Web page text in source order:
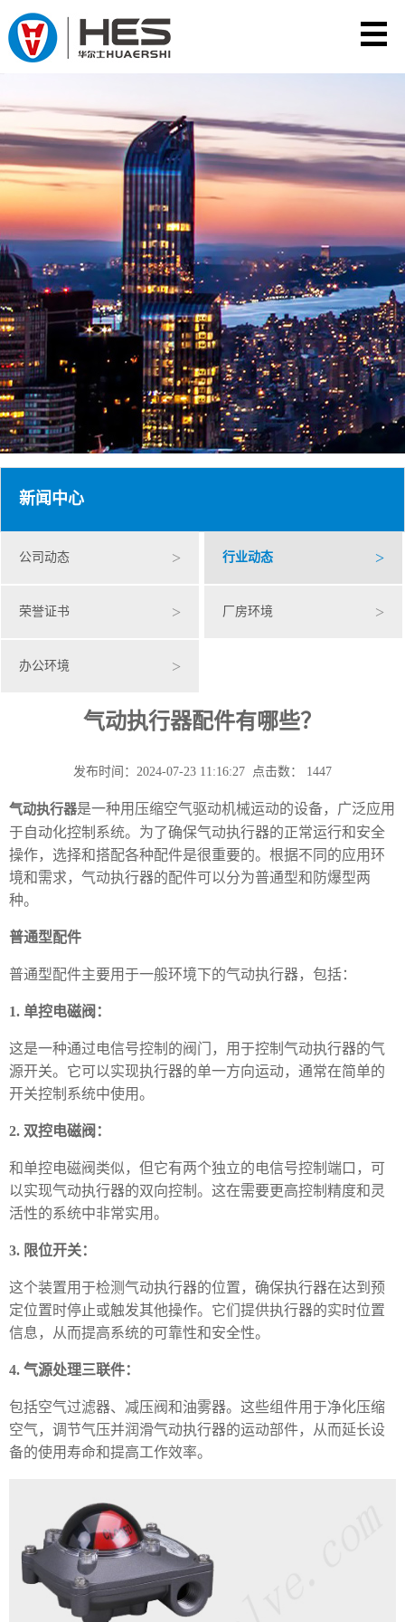
新闻中心
公司动态 > 行业动态 >
荣誉证书 > 厂房环境 >
办公环境 >
气动执行器配件有哪些？
发布时间：2024-07-23 11:16:27 点击数： 1447
气动执行器是一种用压缩空气驱动机械运动的设备，广泛应用
于自动化控制系统。为了确保气动执行器的正常运行和安全
操作，选择和搭配各种配件是很重要的。根据不同的应用环
境和需求，气动执行器的配件可以分为普通型和防爆型两
种。
普通型配件
普通型配件主要用于一般环境下的气动执行器，包括：
1. 单控电磁阀：
这是一种通过电信号控制的阀门，用于控制气动执行器的气
源开关。它可以实现执行器的单一方向运动，通常在简单的
开关控制系统中使用。
2. 双控电磁阀：
和单控电磁阀类似，但它有两个独立的电信号控制端口，可
以实现气动执行器的双向控制。这在需要更高控制精度和灵
活性的系统中非常实用。
3. 限位开关：
这个装置用于检测气动执行器的位置，确保执行器在达到预
定位置时停止或触发其他操作。它们提供执行器的实时位置
信息，从而提高系统的可靠性和安全性。
4. 气源处理三联件：
包括空气过滤器、减压阀和油雾器。这些组件用于净化压缩
空气，调节气压并润滑气动执行器的运动部件，从而延长设
备的使用寿命和提高工作效率。